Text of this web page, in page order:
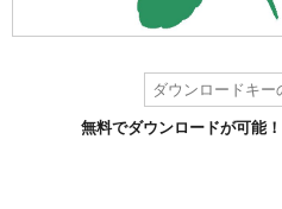
無料でダウンロードが可能！